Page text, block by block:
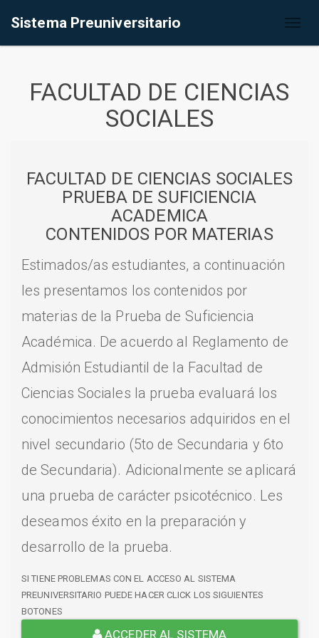
Sistema Preuniversitario
FACULTAD DE CIENCIAS
SOCIALES
FACULTAD DE CIENCIAS SOCIALES
PRUEBA DE SUFICIENCIA
ACADEMICA
CONTENIDOS POR MATERIAS
Estimados/as estudiantes, a continuación
les presentamos los contenidos por
materias de la Prueba de Suficiencia
Académica. De acuerdo al Reglamento de
Admisión Estudiantil de la Facultad de
Ciencias Sociales la prueba evaluará los
conocimientos necesarios adquiridos en el
nivel secundario (5to de Secundaria y 6to
de Secundaria). Adicionalmente se aplicará
una prueba de carácter psicotécnico. Les
deseamos éxito en la preparación y
desarrollo de la prueba.
SI TIENE PROBLEMAS CON EL ACCESO AL SISTEMA
PREUNIVERSITARIO PUEDE HACER CLICK LOS SIGUIENTES
BOTONES
ACCEDER AL SISTEMA